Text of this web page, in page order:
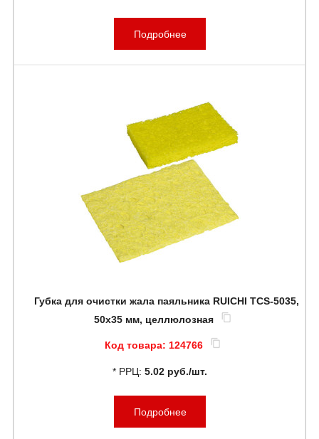
Подробнее
Губка для очистки жала паяльника RUICHI TCS-5035,
50x35 мм, целлюлозная
Код товара: 124766
* РРЦ: 5.02 руб./шт.
Подробнее